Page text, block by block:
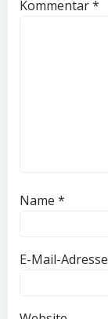
Kommentar*
Name *
E-Mail-Adresse